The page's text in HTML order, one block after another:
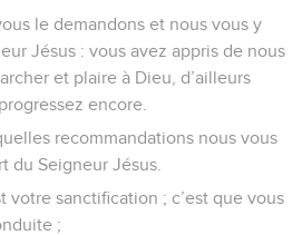
le demandons et nous vous y
Jésus : vous avez appris de nous
et plaire à Dieu, d’ailleurs
encore.
recommandations nous vous
du Seigneur Jésus.
votre sanctification ; c’est que vous
;